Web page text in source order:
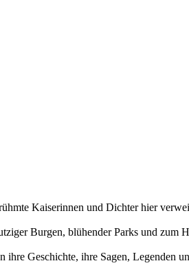
Kaiserinnen und Dichter hier
Burgen, blühender Parks und zum
Geschichte, ihre Sagen, Legenden